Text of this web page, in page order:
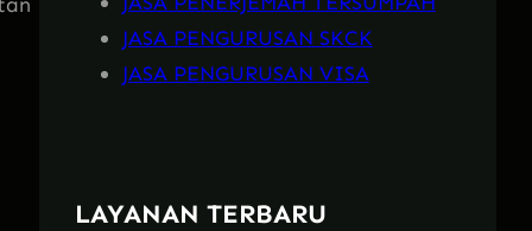
JASA PENGURUSAN SKCK
JASA PENGURUSAN VISA
LAYANAN TERBARU